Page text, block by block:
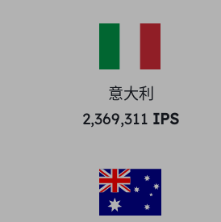
意大利
2,369,311 IPS